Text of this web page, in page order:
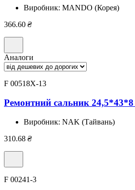
Виробник: MANDO (Корея)
366.60 ₴
Аналоги
F 00518X-13
Ремонтний сальник
Виробник: NAK (Тайвань)
310.68 ₴
F 00241-3